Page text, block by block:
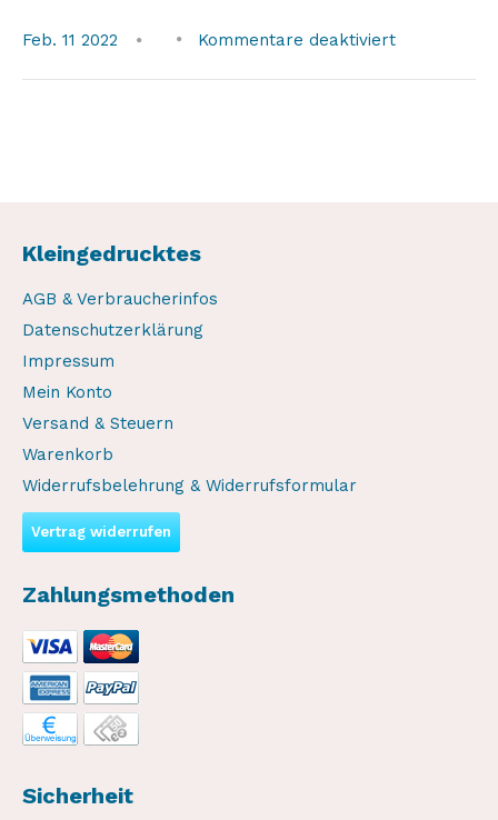
Feb. 11 2022 Kommentare deaktiviertfür
Kleingedrucktes
AGB & Verbraucherinfos
Datenschutzerklärung
Impressum
Mein Konto
Versand & Steuern
Warenkorb
Widerrufsbelehrung & Widerrufsformular
Vertrag widerrufen
Zahlungsmethoden
Sicherheit